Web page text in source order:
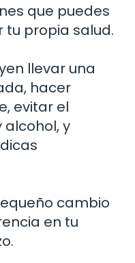
que puedes
propia salud.
llevar una
hacer
evitar el
y
cambio
en tu